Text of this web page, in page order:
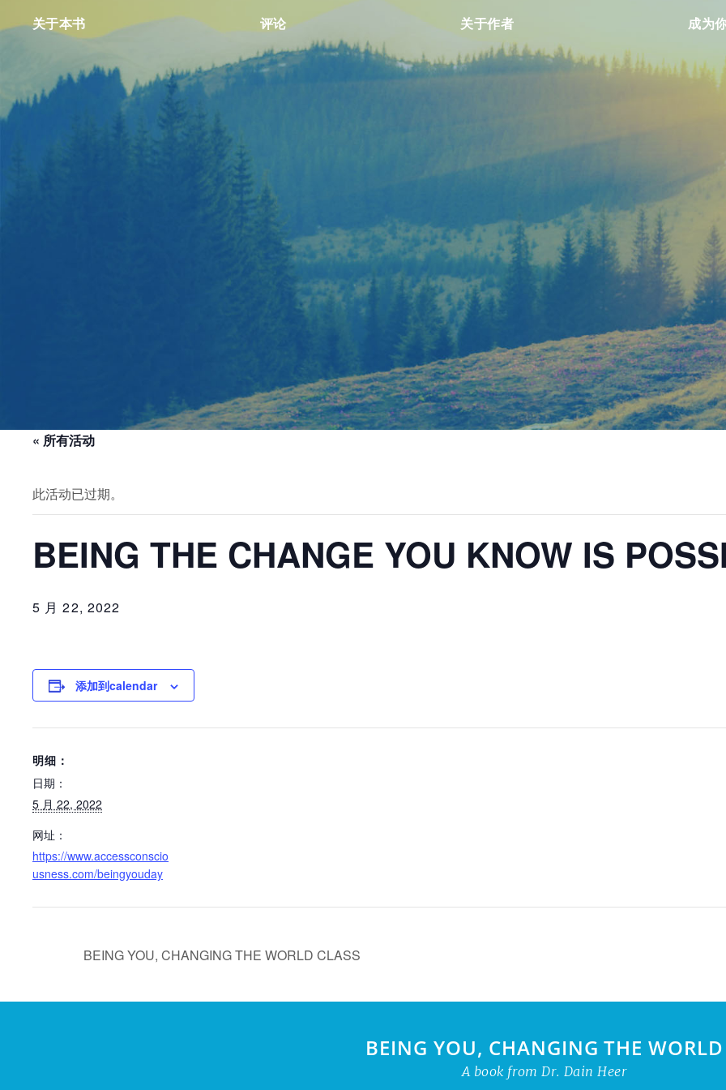
关于本书 评论 关于作者 成为
« 所有活动
此活动已过期。
BEING THE CHANGE YOU KNOW IS
5 月 22, 2022
添加到calendar
明细：
日期：
5 月 22, 2022
网址：
https://www.accessconscio
usness.com/beingyouday
BEING YOU, CHANGING THE WORLD CLASS
BEING YOU, CHANGING THE WORLD
A book from Dr. Dain Heer